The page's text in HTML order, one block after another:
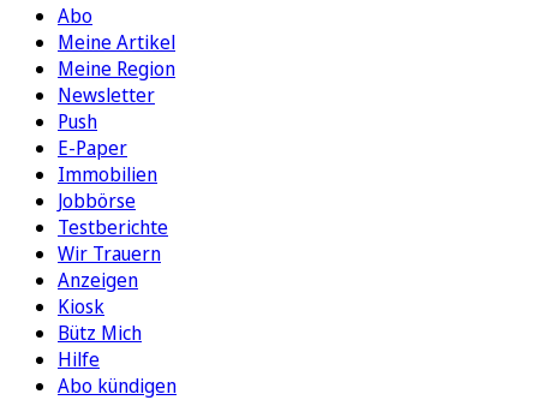
Abo
Meine Artikel
Meine Region
Newsletter
Push
E-Paper
Immobilien
Jobbörse
Testberichte
Wir Trauern
Anzeigen
Kiosk
Bütz Mich
Hilfe
Abo kündigen